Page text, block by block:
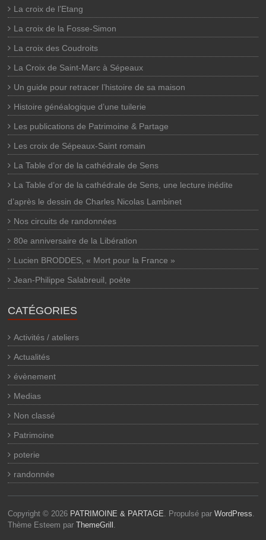
La croix de l’Etang
La croix de la Fosse-Simon
La croix des Coudroits
La Croix de Saint-Marc à Sépeaux
Un guide pour retracer l’histoire de sa maison
Histoire généalogique d’une tuilerie
Les publications de Patrimoine & Partage
Les croix de Sépeaux-Saint romain
La Table d’or de la cathédrale de Sens
La Table d’or de la cathédrale de Sens, une lecture inédite
d’après le dessin de Charles Nicolas Lambinet
Nos circuits de randonnées
80e anniversaire de la Libération
Lucien BRODDES, « Mort pour la France »
Jean-Philippe Salabreuil, poète
CATÉGORIES
Activités / ateliers
Actualités
évènement
Medias
Non classé
Patrimoine
poterie
randonnée
Copyright © 2026 PATRIMOINE & PARTAGE. Propulsé parWordPress.
Thème Esteem parThemeGrill .